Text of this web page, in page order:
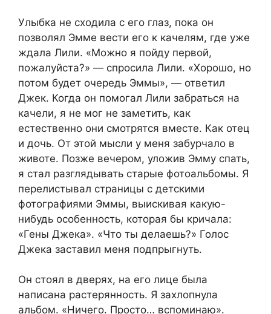
Улыбка не сходила с его глаз, пока он
позволял Эмме вести его к качелям, где уже
ждала Лили. «Можно я пойду первой,
пожалуйста?» — спросила Лили. «Хорошо, но
потом будет очередь Эммы», — ответил
Джек. Когда он помогал Лили забраться на
качели, я не мог не заметить, как
естественно они смотрятся вместе. Как отец
и дочь. От этой мысли у меня забурчало в
животе. Позже вечером, уложив Эмму спать,
я стал разглядывать старые фотоальбомы. Я
перелистывал страницы с детскими
фотографиями Эммы, выискивая какую-
нибудь особенность, которая бы кричала:
«Гены Джека». «Что ты делаешь?» Голос
Джека заставил меня подпрыгнуть.
Он стоял в дверях, на его лице была
написана растерянность. Я захлопнула
альбом. «Ничего. Просто… вспоминаю».